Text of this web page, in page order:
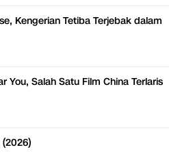
Kengerian Tetiba Terjebak dalam
You, Salah Satu Film China Terlaris
(2026)